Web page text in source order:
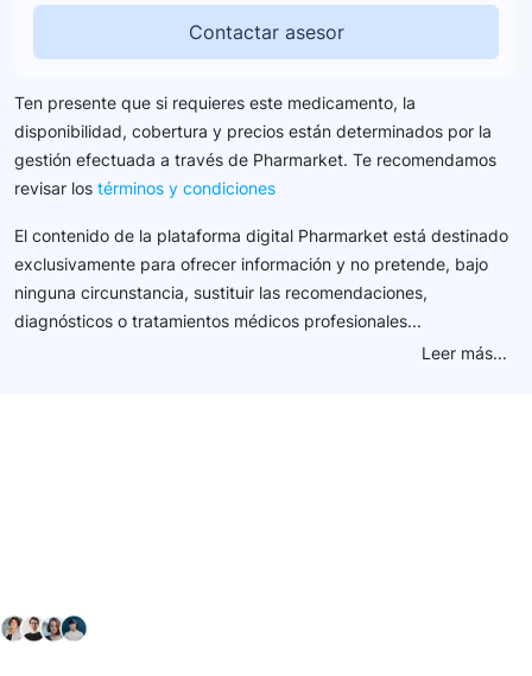
Contactar asesor
Ten presente que si requieres este medicamento, la
disponibilidad, cobertura y precios están determinados por la
gestión efectuada a través de Pharmarket. Te recomendamos
revisar los términos y condiciones
El contenido de la plataforma digital Pharmarket está destinado
exclusivamente para ofrecer información y no pretende, bajo
ninguna circunstancia, sustituir las recomendaciones,
diagnósticos o tratamientos médicos profesionales...
Leer más...